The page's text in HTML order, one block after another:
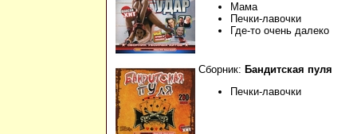
Мама
Печки-лавочки
Где-то очень далеко
Сборник: Бандитская пуля
Печки-лавочки